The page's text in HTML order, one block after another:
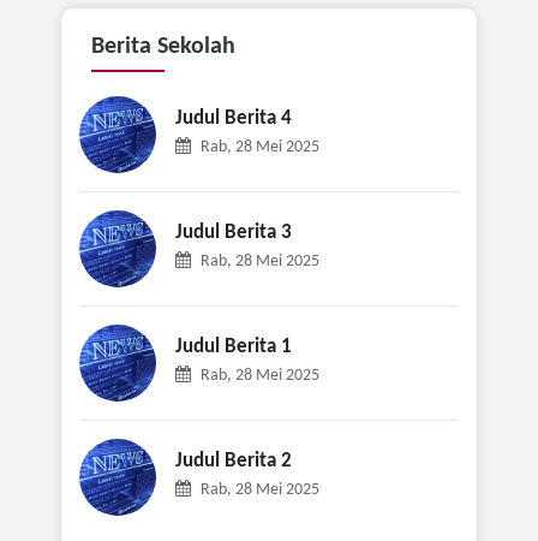
Berita Sekolah
Judul Berita 4
Rab, 28 Mei 2025
Judul Berita 3
Rab, 28 Mei 2025
Judul Berita 1
Rab, 28 Mei 2025
Judul Berita 2
Rab, 28 Mei 2025